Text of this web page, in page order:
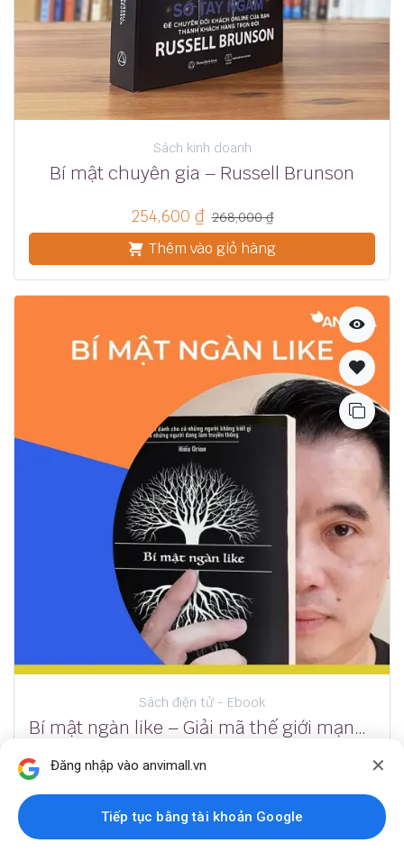
Sách kinh doanh
Bí mật chuyên gia – Russell Brunson
254,600 ₫ 268,000₫
Thêm vào giỏ hàng
Sách điện tử - Ebook
Bí mật ngàn like – Giải mã thế giới mạng xã hội
90,250₫
Đăng nhập vào anvimall.vn ✕
Tiếp tục bằng tài khoản Google